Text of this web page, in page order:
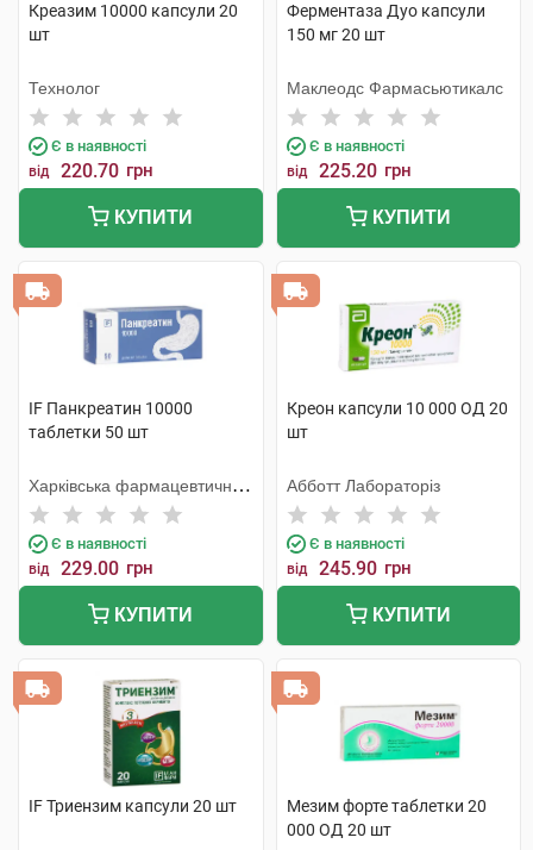
Креазим 10000 капсули 20
шт
Технолог
Є в наявності
від 220.70 грн
КУПИТИ
Ферментаза Дуо капсули
150 мг 20 шт
Маклеодс Фармасьютикалс
Є в наявності
від 225.20 грн
КУПИТИ
IF Панкреатин 10000
таблетки 50 шт
Харківська фармацевтична
фабрика
Є в наявності
від 229.00 грн
КУПИТИ
Креон капсули 10 000 ОД 20
шт
Абботт Лабораторіз
Є в наявності
від 245.90 грн
КУПИТИ
IF Триензим капсули 20 шт
Мезим форте таблетки 20
000 ОД 20 шт